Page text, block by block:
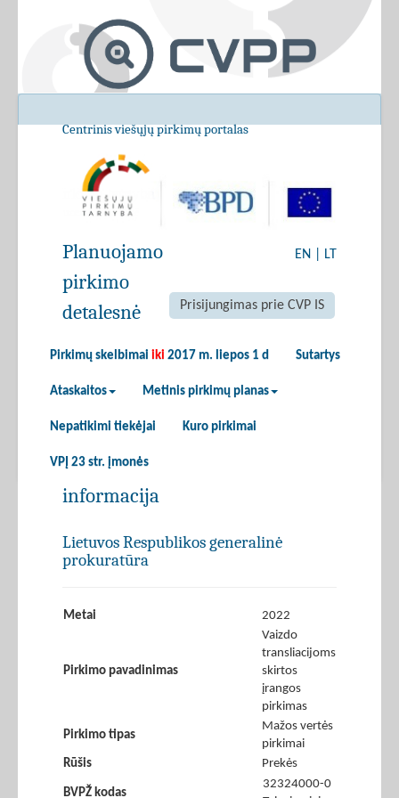
Centrinis viešųjų pirkimų portalas
EN LT
Prisijungimas prie CVP IS
Pirkimų skelbimai iki 2017 m. liepos 1 d Sutartys
Ataskaitos Metinis pirkimų planas
Nepatikimi tiekėjai Kuro pirkimai
VPĮ 23 str. įmonės
Planuojamo
pirkimo
detalesnė
informacija
Lietuvos Respublikos generalinė
prokuratūra
Metai 2022
Pirkimo pavadinimas
Vaizdo
transliacijoms
skirtos
įrangos
pirkimas
Pirkimo tipas
Mažos vertės
pirkimai
Rūšis
Prekės
BVPŽ kodas
32324000-0